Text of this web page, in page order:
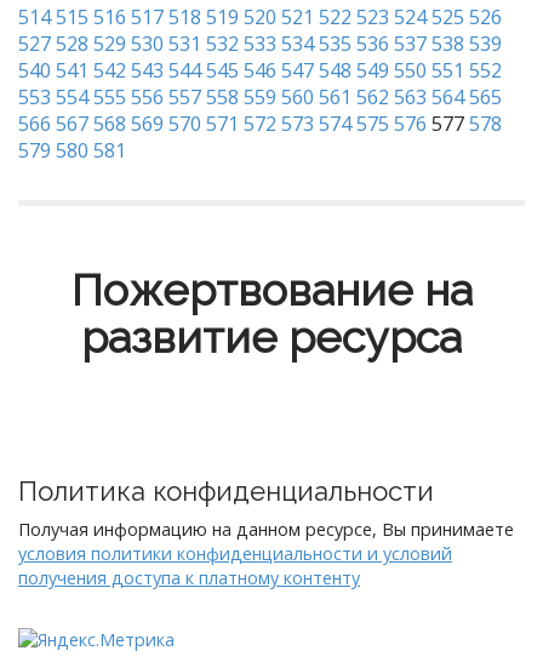
514515 516 517518 519 520 521 522 523 524525 526
527528 529 530 531 532 533 534535 536 537538 539
540 541 542 543 544545 546 547548 549 550 551 552
553 554555 556 557558 559 560 561 562 563 564565
566 567568 569 570 571 572 573 574575 576 577578
579 580 581
Пожертвование на
развитие ресурса
Политика конфиденциальности
Получая информацию на данном ресурсе, Вы принимаете
условия политики конфиденциальности и условий
получения доступа к платному контенту